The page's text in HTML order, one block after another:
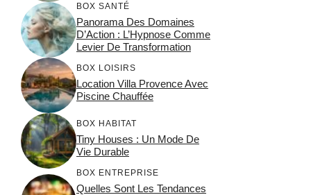
BOX SANTÉ
Panorama Des Domaines
D’Action : L’Hypnose Comme
Levier De Transformation
BOX LOISIRS
Location Villa Provence Avec
Piscine Chauffée
BOX HABITAT
Tiny Houses : Un Mode De
Vie Durable
BOX ENTREPRISE
Quelles Sont Les Tendances